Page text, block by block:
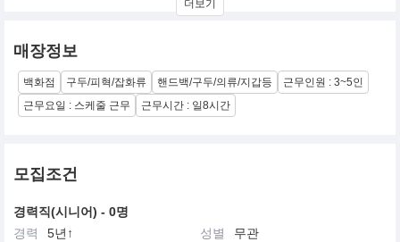
더보기
매장정보
백화점 구두/피혁/잡화류 핸드백/구두/의류/지갑등
근무인원 : 3~5인
근무요일 : 스케줄 근무
근무시간 : 일8시간
모집조건
경력직(시니어) - 0명
경력
5년↑ 성별
무관